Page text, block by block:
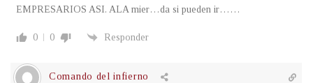
EMPRESARIOS ASI. ALA mier…da si pueden ir……
0 0 Responder
Comando del infierno